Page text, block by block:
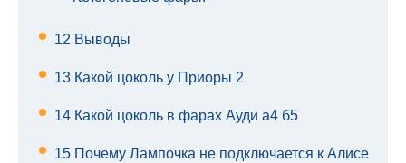
12 Выводы
13 Какой цоколь у Приоры 2
14 Какой цоколь в фарах Ауди а4 б5
15 Почему Лампочка не подключается к Алисе